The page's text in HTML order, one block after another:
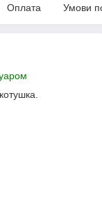
Оплата Умови